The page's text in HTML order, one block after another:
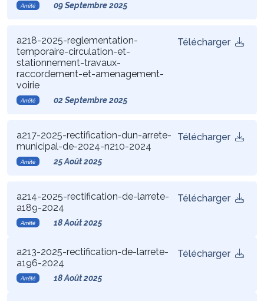
Arrêté 09 Septembre 2025
a218-2025-reglementation-
temporaire-circulation-et-
stationnement-travaux-
raccordement-et-amenagement-
voirie
Télécharger
Arrêté 02 Septembre 2025
a217-2025-rectification-dun-arrete-
municipal-de-2024-n210-2024
Télécharger
Arrêté 25 Août 2025
a214-2025-rectification-de-larrete-
a189-2024
Télécharger
Arrêté 18 Août 2025
a213-2025-rectification-de-larrete-
a196-2024
Télécharger
Arrêté 18 Août 2025